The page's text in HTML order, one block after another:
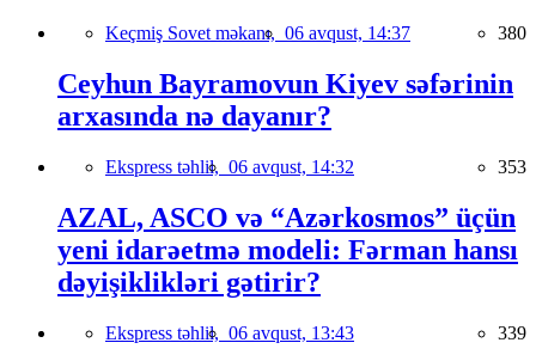
Keçmiş Sovet məkanı, 06 avqust, 14:37 380
Ceyhun Bayramovun Kiyev səfərinin
arxasında nə dayanır?
Ekspress təhlil, 06 avqust, 14:32 353
AZAL, ASCO və “Azərkosmos” üçün
yeni idarəetmə modeli: Fərman hansı
dəyişiklikləri gətirir?
Ekspress təhlil, 06 avqust, 13:43 339